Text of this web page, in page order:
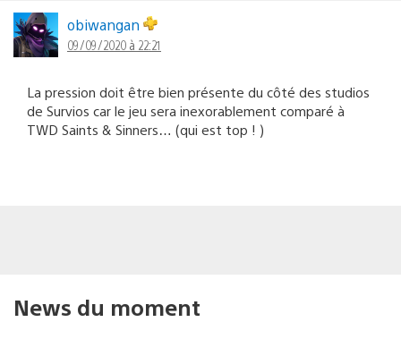
obiwangan
09/09/2020 à 22:21
La pression doit être bien présente du côté des studios
de Survios car le jeu sera inexorablement comparé à
TWD Saints & Sinners… (qui est top ! )
News du moment